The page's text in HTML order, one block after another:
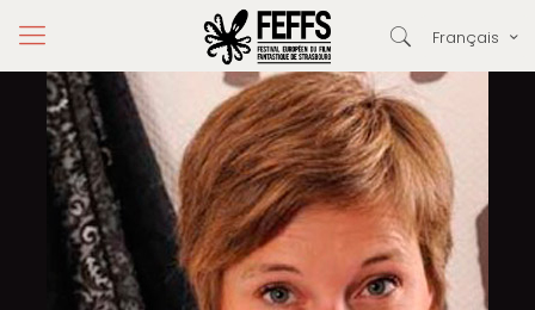
Français